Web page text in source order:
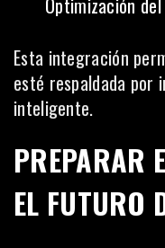
Esta integración
esté respaldada por
inteligente.
PREPARAR
EL FUTURO